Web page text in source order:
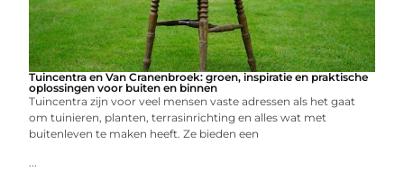
Tuincentra en Van Cranenbroek: groen, inspiratie en praktische
oplossingen voor buiten en binnen
Tuincentra zijn voor veel mensen vaste adressen als het gaat
om tuinieren, planten, terrasinrichting en alles wat met
buitenleven te maken heeft. Ze bieden een
...